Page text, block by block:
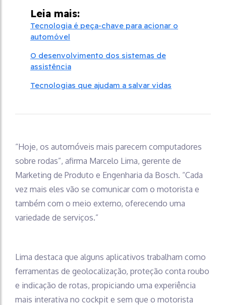
Leia mais:
Tecnologia é peça-chave para acionar o
automóvel
O desenvolvimento dos sistemas de
assistência
Tecnologias que ajudam a salvar vidas
“Hoje, os automóveis mais parecem computadores
sobre rodas”, afirma Marcelo Lima, gerente de
Marketing de Produto e Engenharia da Bosch. “Cada
vez mais eles vão se comunicar com o motorista e
também com o meio externo, oferecendo uma
variedade de serviços.”
Lima destaca que alguns aplicativos trabalham como
ferramentas de geolocalização, proteção conta roubo
e indicação de rotas, propiciando uma experiência
mais interativa no cockpit e sem que o motorista